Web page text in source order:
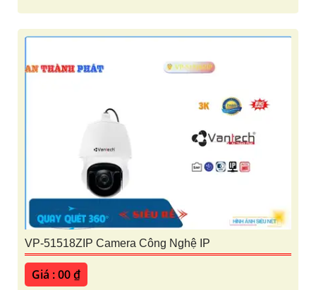
VP-51518ZIP Camera Công Nghệ IP
Giá : 00 ₫